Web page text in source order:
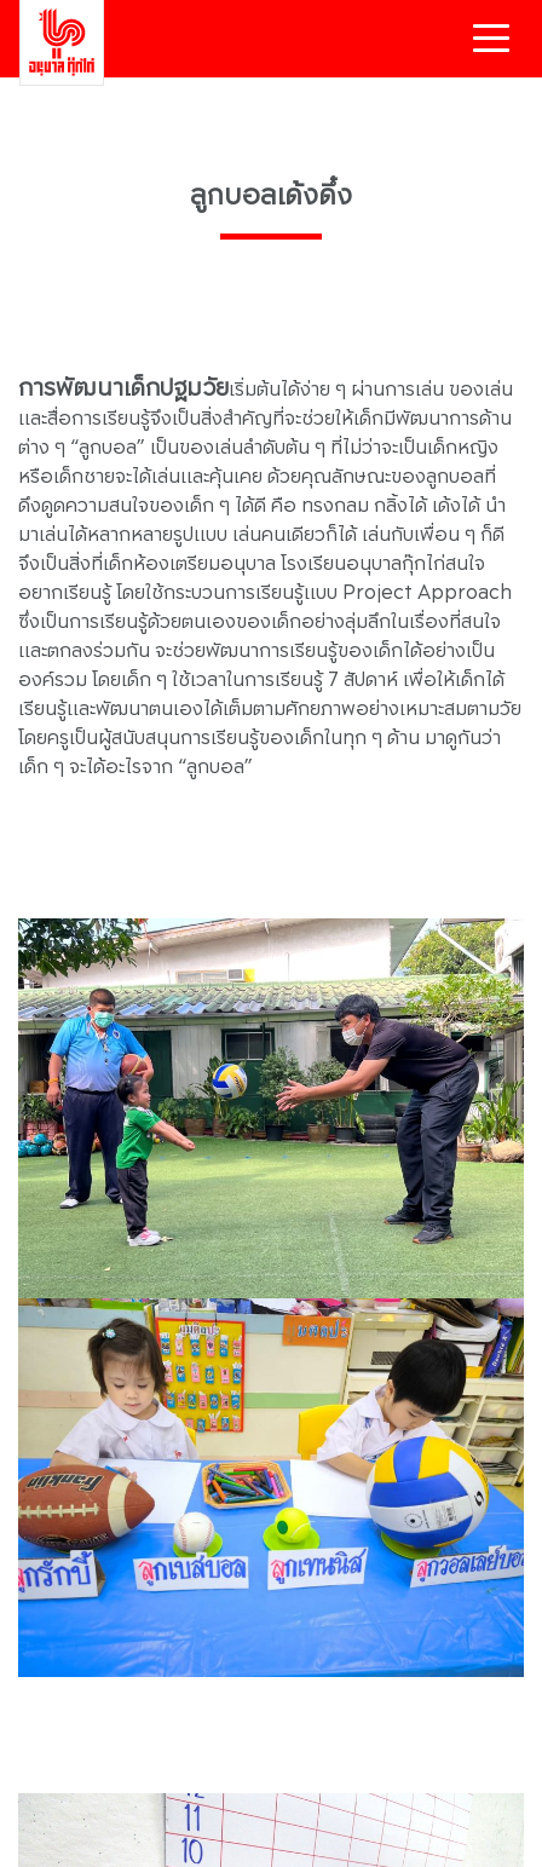
ลูกบอลเด้งดึ๋ง
การพัฒนาเด็กปฐมวัยเริ่มต้นได้ง่าย ๆ ผ่านการเล่น ของเล่น
และสื่อการเรียนรู้จึงเป็นสิ่งสำคัญที่จะช่วยให้เด็กมีพัฒนาการด้าน
ต่าง ๆ “ลูกบอล” เป็นของเล่นลำดับต้น ๆ ที่ไม่ว่าจะเป็นเด็กหญิง
หรือเด็กชายจะได้เล่นและคุ้นเคย ด้วยคุณลักษณะของลูกบอลที่
ดึงดูดความสนใจของเด็ก ๆ ได้ดี คือ ทรงกลม กลิ้งได้ เด้งได้ นำ
มาเล่นได้หลากหลายรูปแบบ เล่นคนเดียวก็ได้ เล่นกับเพื่อน ๆ ก็ดี
จึงเป็นสิ่งที่เด็กห้องเตรียมอนุบาล โรงเรียนอนุบาลกุ๊กไก่สนใจ
อยากเรียนรู้ โดยใช้กระบวนการเรียนรู้แบบ Project Approach
ซึ่งเป็นการเรียนรู้ด้วยตนเองของเด็กอย่างลุ่มลึกในเรื่องที่สนใจ
และตกลงร่วมกัน จะช่วยพัฒนาการเรียนรู้ของเด็กได้อย่างเป็น
องค์รวม โดยเด็ก ๆ ใช้เวลาในการเรียนรู้ 7 สัปดาห์ เพื่อให้เด็กได้
เรียนรู้และพัฒนาตนเองได้เต็มตามศักยภาพอย่างเหมาะสมตามวัย
โดยครูเป็นผู้สนับสนุนการเรียนรู้ของเด็กในทุก ๆ ด้าน มาดูกันว่า
เด็ก ๆ จะได้อะไรจาก “ลูกบอล”